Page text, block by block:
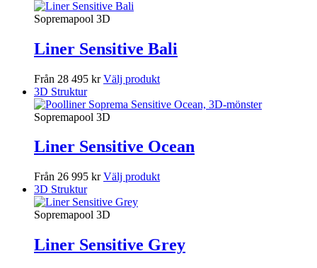
Sopremapool 3D
Liner Sensitive Bali
Från 28 495 kr Välj produkt
3D Struktur
Sopremapool 3D
Liner Sensitive Ocean
Från 26 995 kr Välj produkt
3D Struktur
Sopremapool 3D
Liner Sensitive Grey